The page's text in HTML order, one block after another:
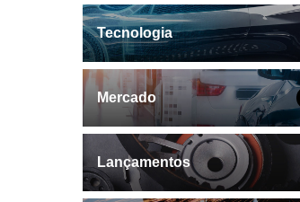
Tecnologia
Mercado
Lançamentos